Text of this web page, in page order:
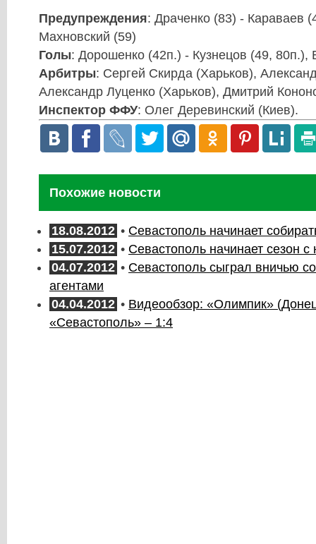
Предупреждения: Драченко (83) - Караваев
Махновский (59)
Голы: Дорошенко (42п.) - Кузнецов (49, 80п.),
Арбитры: Сергей Скирда (Харьков),
Александр Луценко (Харьков), Дмитрий
Инспектор ФФУ: Олег Деревинский (Киев).
Похожие новости
18.08.2012 • Севастополь начинает
15.07.2012 • Севастополь начинает сезон с
04.07.2012 • Севастополь сыграл вничью
агентами
04.04.2012 • Видеообзор: «Олимпик»
«Севастополь» – 1:4